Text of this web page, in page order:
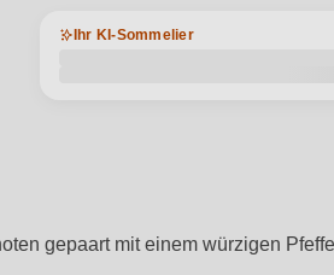
Ihr KI-Sommelier
gepaart mit einem würzigen